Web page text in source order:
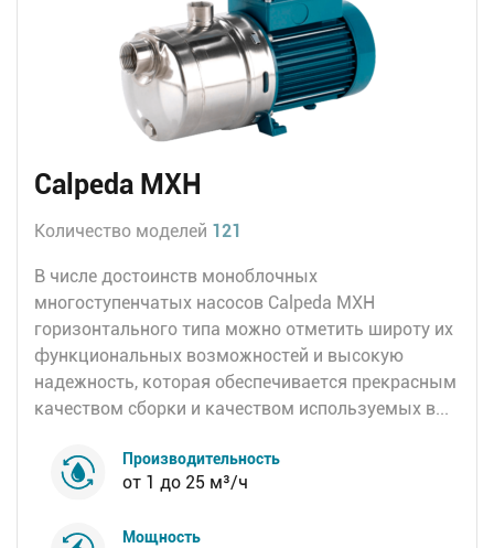
Calpeda MXH
Количество моделей 121
В числе достоинств моноблочных
многоступенчатых насосов Calpeda MXH
горизонтального типа можно отметить широту их
функциональных возможностей и высокую
надежность, которая обеспечивается прекрасным
качеством сборки и качеством используемых в...
Производительность
от 1 до 25 м³/ч
Мощность